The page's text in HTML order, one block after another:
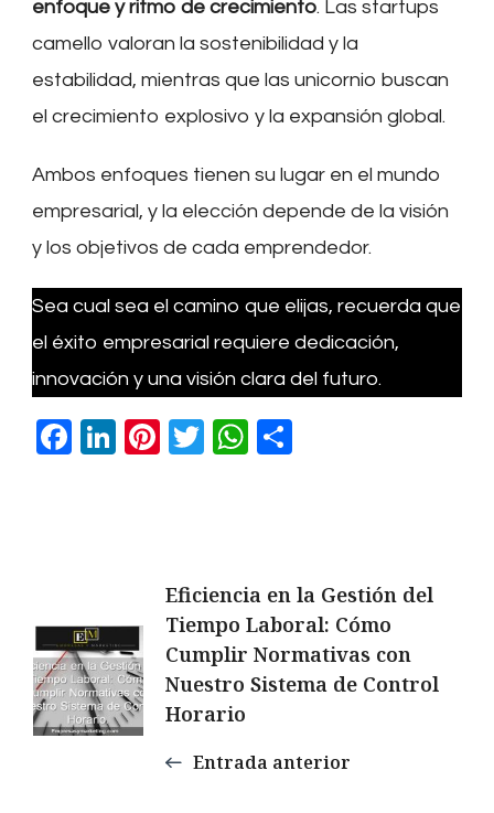
enfoque y ritmo de crecimiento. Las startups
camello valoran la sostenibilidad y la
estabilidad, mientras que las unicornio buscan
el crecimiento explosivo y la expansión global.
Ambos enfoques tienen su lugar en el mundo
empresarial, y la elección depende de la visión
y los objetivos de cada emprendedor.
Sea cual sea el camino que elijas, recuerda que
el éxito empresarial requiere dedicación,
innovación y una visión clara del futuro.
Facebook
LinkedIn
Pinterest
TwitterWhatsApp
Navegación
de
entradas
Eficiencia en la Gestión del
Tiempo Laboral: Cómo
Cumplir Normativas con
Nuestro Sistema de Control
Horario
Entrada anterior